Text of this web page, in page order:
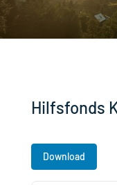
Hilfsfonds
Download